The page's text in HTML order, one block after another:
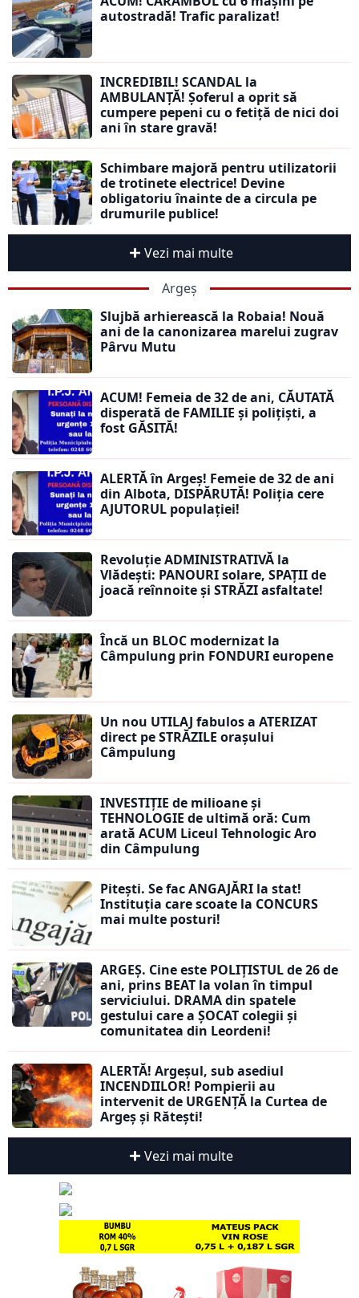
autostradă! Trafic paralizat!
INCREDIBIL! SCANDAL la
AMBULANȚĂ! Șoferul a oprit să
cumpere pepeni cu o fetiță de nici doi
ani în stare gravă!
Schimbare majoră pentru utilizatorii
de trotinete electrice! Devine
obligatoriu înainte de a circula pe
drumurile publice!
Vezi mai multe
Argeș
Slujbă arhierească la Robaia! Nouă
ani de la canonizarea marelui zugrav
Pârvu Mutu
ACUM! Femeia de 32 de ani, CĂUTATĂ
disperată de FAMILIE și polițiști, a
fost GĂSITĂ!
ALERTĂ în Argeș! Femeie de 32 de ani
din Albota, DISPĂRUTĂ! Poliția cere
AJUTORUL populației!
Revoluție ADMINISTRATIVĂ la
Vlădești: PANOURI solare, SPAȚII de
joacă reînnoite și STRĂZI asfaltate!
Încă un BLOC modernizat la
Câmpulung prin FONDURI europene
Un nou UTILAJ fabulos a ATERIZAT
direct pe STRĂZILE orașului
Câmpulung
INVESTIȚIE de milioane și
TEHNOLOGIE de ultimă oră: Cum
arată ACUM Liceul Tehnologic Aro
din Câmpulung
Pitești. Se fac ANGAJĂRI la stat!
Instituția care scoate la CONCURS
mai multe posturi!
ARGEȘ. Cine este POLIȚISTUL de 26 de
ani, prins BEAT la volan în timpul
serviciului. DRAMA din spatele
gestului care a ȘOCAT colegii și
comunitatea din Leordeni!
ALERTĂ! Argeșul, sub asediul
INCENDIILOR! Pompierii au
intervenit de URGENȚĂ la Curtea de
Argeș și Rătești!
Vezi mai multe